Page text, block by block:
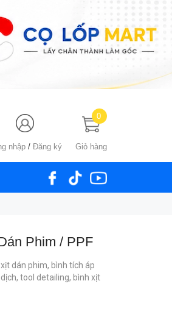
nhập / Đăng ký Giỏ hàng
0
Phim / PPF
dán phim, bình tích áp
tool detailing, bình xịt